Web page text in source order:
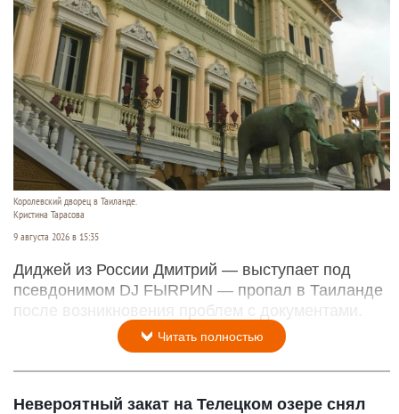
Королевский дворец в Таиланде.
Кристина Тарасова
9 августа 2026 в 15:35
Диджей из России Дмитрий — выступает под
псевдонимом DJ FЫRРИN — пропал в Таиланде
после возникновения проблем с документами.
Читать полностью
Невероятный закат на Телецком озере снял